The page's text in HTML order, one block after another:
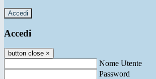
Accedi
Accedi
button close ×
Nome Utente
Password